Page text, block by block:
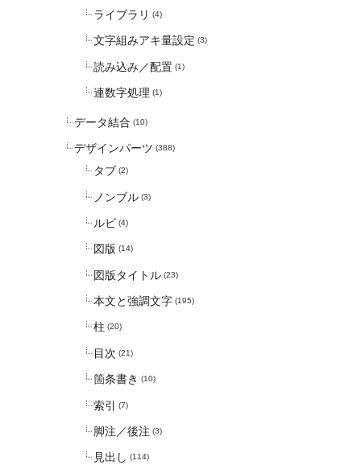
ライブラリ (4)
文字組みアキ量設定 (3)
読み込み／配置 (1)
連数字処理 (1)
データ結合 (10)
デザインパーツ (388)
タブ (2)
ノンブル (3)
ルビ (4)
図版 (14)
図版タイトル (23)
本文と強調文字 (195)
柱 (20)
目次 (21)
箇条書き (10)
索引 (7)
脚注／後注 (3)
見出し (114)